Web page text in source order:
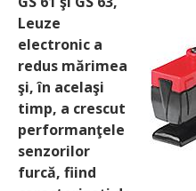
Leuze
electronic a
redus mărimea
şi, în acelaşi
timp, a crescut
performanţele
senzorilor
furcă, fiind